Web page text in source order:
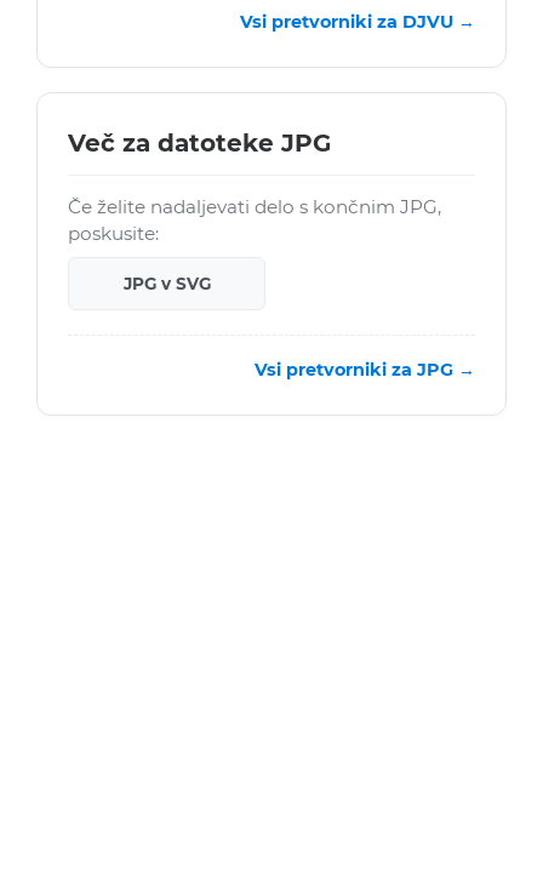
Vsi pretvorniki za DJVU →
Več za datoteke JPG
Če želite nadaljevati delo s končnim JPG,
poskusite:
JPG v SVG
Vsi pretvorniki za JPG →